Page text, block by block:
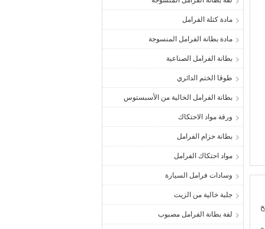
مادة كتلة الفرامل
مادة بطانة الفرامل المنسوجة
بطانة الفرامل الصناعية
طوقا الختم الدائري
بطانة الفرامل الخالية من الأسبستوس
ورقة مواد الاحتكاك
بطانة حزام الفرامل
مواد احتكاك الفرامل
وسادات فرامل السيارة
جلبة خالية من الزيت
لفة بطانة الفرامل مصبوب